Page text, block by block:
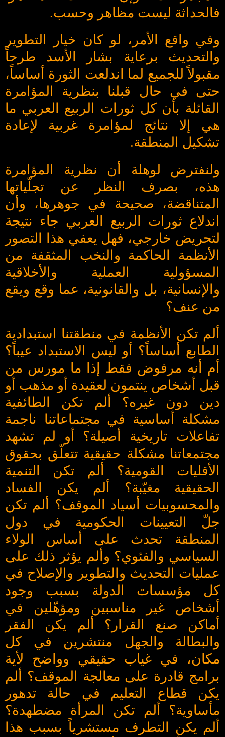
فالحداثة ليست مظاهر وحسب.
وفي واقع الأمر، لو كان خيار التطوير
والتحديث برعاية بشار الأسد طرحاً
مقبولاً للجميع لما اندلعت الثورة أساساً،
حتى في حال قبلنا بنظرية المؤامرة
القائلة بأن كل ثورات الربيع العربي ما
هي إلا نتائج لمؤامرة غربية لإعادة
تشكيل المنطقة.
ولنفترض لوهلة أن نظرية المؤامرة
هذه، بصرف النظر عن تجلّياتها
المتناقضة، صحيحة في جوهرها، وأن
اندلاع ثورات الربيع العربي جاء نتيجة
لتحريض خارجي، فهل يعفي هذا التصور
الأنظمة الحاكمة والنخب المثقفة من
المسؤولية العملية والأخلاقية
والإنسانية، بل والقانونية، عما وقع ويقع
من عنف؟
ألم تكن الأنظمة في منطقتنا استبدادية
الطابع أساساً؟ أو ليس الاستبداد عيباً؟
أم أنه مرفوض فقط إذا ما مورس من
قبل أشخاص ينتمون لعقيدة أو مذهب أو
دين دون غيره؟ ألم تكن الطائفية
مشكلة أساسية في مجتماعاتنا ناجمة
تفاعلات تاريخية أصيلة؟ أو لم تشهد
مجتمعاتنا مشكلة حقيقية تتعلّق بحقوق
الأقليات القومية؟ ألم تكن التنمية
الحقيقية مغيّبة؟ ألم يكن الفساد
والمحسوبيات أسياد الموقف؟ ألم تكن
جلّ التعيينات الحكومية في دول
المنطقة تحدث على أساس الولاء
السياسي والفئوي؟ وألم يؤثر ذلك على
عمليات التحديث والتطوير والإصلاح في
كل مؤسسات الدولة بسبب وجود
أشخاص غير مناسبين ومؤهّلين في
أماكن صنع القرار؟ ألم يكن الفقر
والبطالة والجهل منتشرين في كل
مكان، في غياب حقيقي وواضح لأية
برامج قادرة على معالجة الموقف؟ ألم
يكن قطاع التعليم في حالة تدهور
مأساوية؟ ألم تكن المرأة مضطهدة؟
ألم يكن التطرف مستشرياً بسبب هذا